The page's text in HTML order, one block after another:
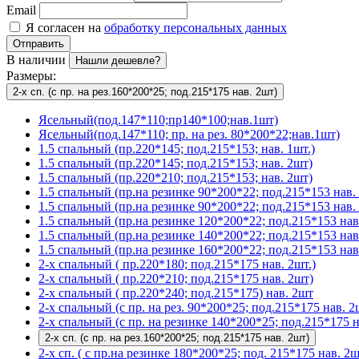
Email
Я согласен на обработку персональных данных
Отправить
В наличии Нашли дешевле?
Размеры:
2-х сп. (с пр. на рез.160*200*25; под.215*175 нав. 2шт)
Ясельный(под.147*110;пр140*100;нав.1шт)
Ясельный(под.147*110; пр. на рез. 80*200*22;нав.1шт)
1.5 спальный (пр.220*145; под.215*153; нав. 1шт.)
1.5 спальный (пр.220*145; под.215*153; нав. 2шт)
1.5 спальный (пр.220*210; под.215*153; нав. 2шт)
1.5 спальный (пр.на резинке 90*200*22; под.215*153
1.5 спальный (пр.на резинке 90*200*22; под.215*153
1.5 спальный (пр.на резинке 120*200*22; под.215*153
1.5 спальный (пр.на резинке 140*200*22; под.215*153
1.5 спальный (пр.на резинке 160*200*22; под.215*153
2-х спальный ( пр.220*180; под.215*175 нав. 2шт.)
2-х спальный ( пр.220*210; под.215*175 нав. 2шт)
2-х спальный ( пр.220*240; под.215*175) нав. 2шт
2-х спальный (с пр. на рез. 90*200*25; под.215*175 нав.
2-х спальный (с пр. на резинке 140*200*25; под.215*175
2-х сп. (с пр. на рез.160*200*25; под.215*175 нав. 2шт)
2-х сп. ( с пр.на резинке 180*200*25; под. 215*175 нав.